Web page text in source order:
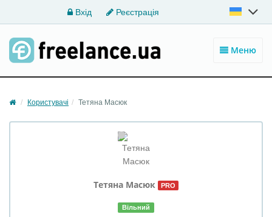
Вхід Реєстрація
Меню
Користувачі Тетяна Масюк
Тетяна Масюк PRO
Вільний